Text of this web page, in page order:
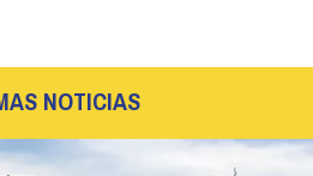
NOTICIAS